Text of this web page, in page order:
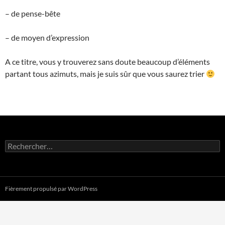
– de pense-bête
– de moyen d’expression
A ce titre, vous y trouverez sans doute beaucoup d’éléments
partant tous azimuts, mais je suis sûr que vous saurez trier
Rechercher :
Fièrement propulsé par WordPress